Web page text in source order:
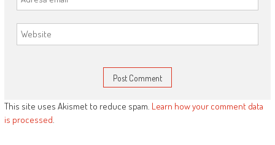
This site uses Akismet to reduce spam. Learn how your comment data
is processed.